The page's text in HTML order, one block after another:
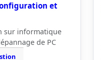
et
sur informatique
de PC